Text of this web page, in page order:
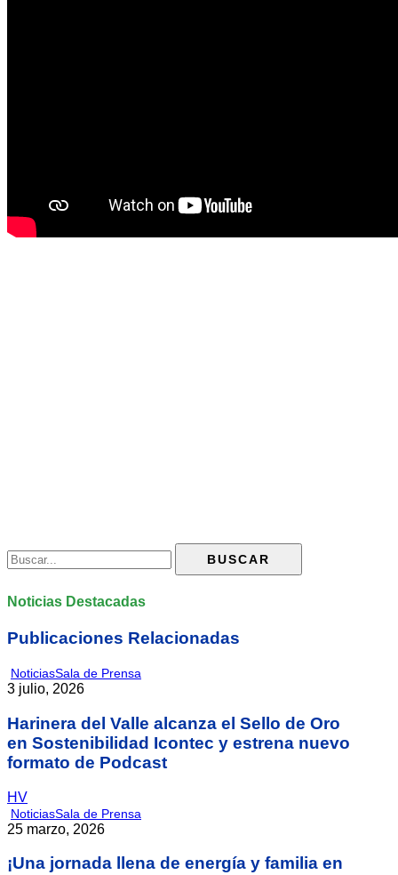
Noticias Destacadas
Publicaciones Relacionadas
NoticiasSala de Prensa
3 julio, 2026
Harinera del Valle alcanza el Sello de Oro
en Sostenibilidad Icontec y estrena nuevo
formato de Podcast
HV
NoticiasSala de Prensa
25 marzo, 2026
¡Una jornada llena de energía y familia en